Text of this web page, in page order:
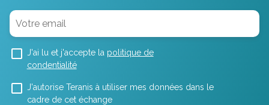
J'ai lu et j'accepte la politique de
condentialité
J'autorise Teranis à utiliser mes données dans le
cadre de cet échange